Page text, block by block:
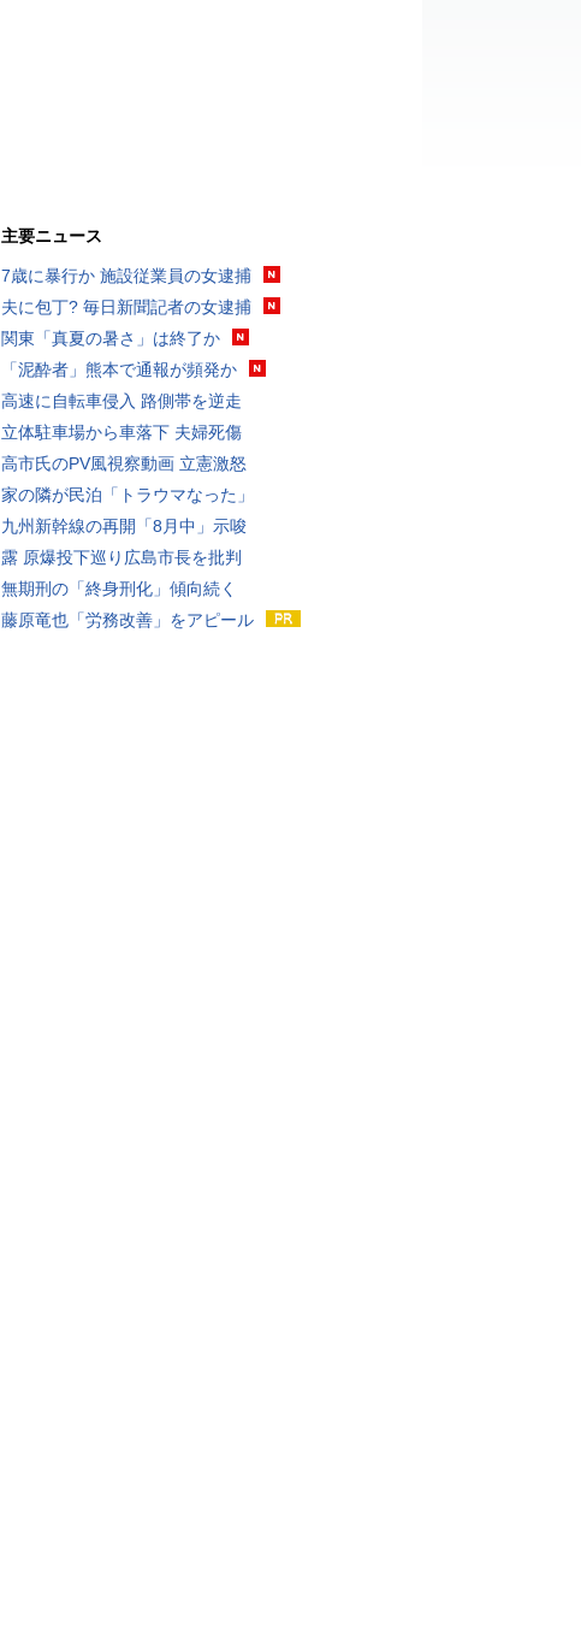
主要ニュース
7歳に暴行か 施設従業員の女逮捕
夫に包丁? 毎日新聞記者の女逮捕
関東「真夏の暑さ」は終了か
「泥酔者」熊本で通報が頻発か
高速に自転車侵入 路側帯を逆走
立体駐車場から車落下 夫婦死傷
高市氏のPV風視察動画 立憲激怒
家の隣が民泊「トラウマなった」
九州新幹線の再開「8月中」示唆
露 原爆投下巡り広島市長を批判
無期刑の「終身刑化」傾向続く
藤原竜也「労務改善」をアピール